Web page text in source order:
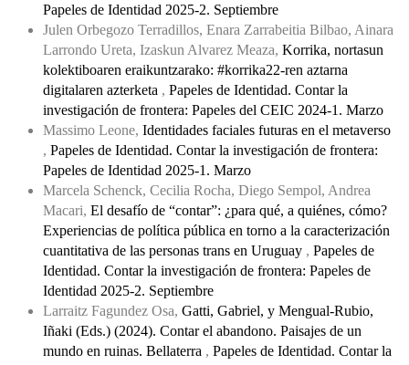
Papeles de Identidad 2025-2. Septiembre
Julen Orbegozo Terradillos, Enara Zarrabeitia Bilbao, Ainara
Larrondo Ureta, Izaskun Alvarez Meaza, Korrika, nortasun
kolektiboaren eraikuntzarako: #korrika22-ren aztarna
digitalaren azterketa , Papeles de Identidad. Contar la
investigación de frontera: Papeles del CEIC 2024-1. Marzo
Massimo Leone, Identidades faciales futuras en el metaverso
, Papeles de Identidad. Contar la investigación de frontera:
Papeles de Identidad 2025-1. Marzo
Marcela Schenck, Cecilia Rocha, Diego Sempol, Andrea
Macari, El desafío de “contar”: ¿para qué, a quiénes, cómo?
Experiencias de política pública en torno a la caracterización
cuantitativa de las personas trans en Uruguay , Papeles de
Identidad. Contar la investigación de frontera: Papeles de
Identidad 2025-2. Septiembre
Larraitz Fagundez Osa, Gatti, Gabriel, y Mengual-Rubio,
Iñaki (Eds.) (2024). Contar el abandono. Paisajes de un
mundo en ruinas. Bellaterra , Papeles de Identidad. Contar la